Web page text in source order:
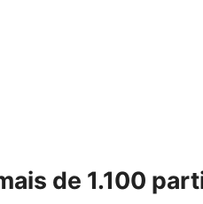
de 1.100